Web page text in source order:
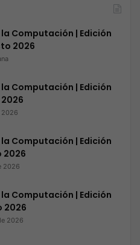
Computación | Edición
2026
Computación | Edición
2026
Computación | Edición
2026
2026
Computación | Edición
2026
2026